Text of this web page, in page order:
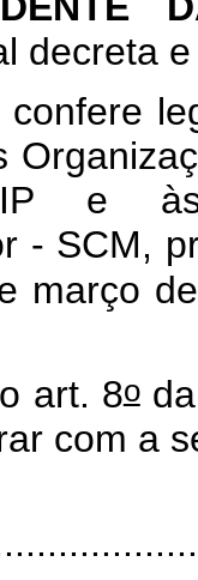
decreta
e
- SCM,
março
art. 8o
com a